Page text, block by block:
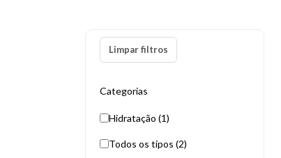
Limpar filtros
Categorias
Hidratação (1)
Todos os tipos (2)